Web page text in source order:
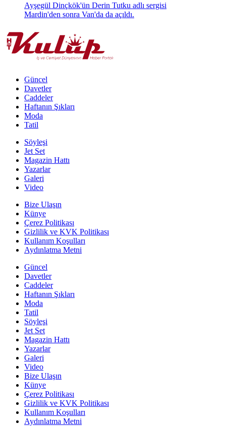
Ayşegül Dinçkök'ün Derin Tutku adlı sergisi
Mardin'den sonra Van'da da açıldı.
Güncel
Davetler
Caddeler
Haftanın Şıkları
Moda
Tatil
Söyleşi
Jet Set
Magazin Hattı
Yazarlar
Galeri
Video
Bize Ulaşın
Künye
Çerez Politikası
Gizlilik ve KVK Politikası
Kullanım Koşulları
Aydınlatma Metni
Güncel
Davetler
Caddeler
Haftanın Şıkları
Moda
Tatil
Söyleşi
Jet Set
Magazin Hattı
Yazarlar
Galeri
Video
Bize Ulaşın
Künye
Çerez Politikası
Gizlilik ve KVK Politikası
Kullanım Koşulları
Aydınlatma Metni